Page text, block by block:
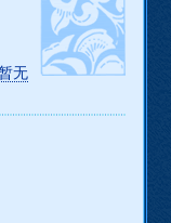
无